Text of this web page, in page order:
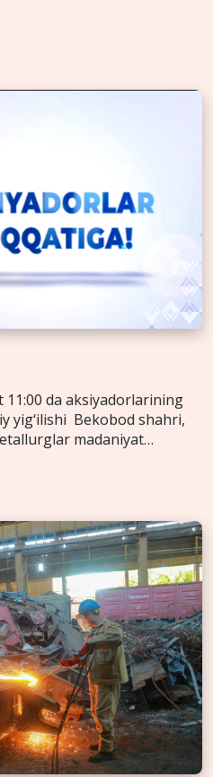
da aksiyadorlarining
yig‘ilishi Bekobod shahri,
madaniyat